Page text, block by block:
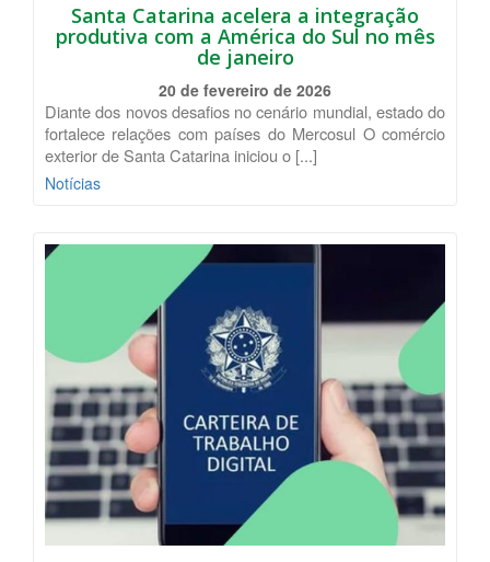
Santa Catarina acelera a integração
produtiva com a América do Sul no mês
de janeiro
20 de fevereiro de 2026
Diante dos novos desafios no cenário mundial, estado do
fortalece relações com países do Mercosul O comércio
exterior de Santa Catarina iniciou o [...]
Notícias